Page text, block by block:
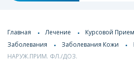
Главная Лечение
Курсовой
Заболевания
Заболевания Кожи
НАРУЖ.ПРИМ. ФЛ./ДОЗ.